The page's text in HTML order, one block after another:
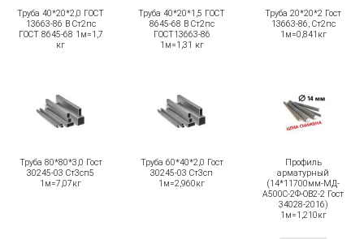
Труба 40*20*2,0 ГОСТ
13663-86 В Ст2пс
ГОСТ 8645-68 1м=1,7
кг
Труба 40*20*1,5 ГОСТ
8645-68 В Ст2пс
ГОСТ13663-86
1м=1,31 кг
Труба 20*20*2 Гост
13663-86, Ст2пс
1м=0,841кг
Труба 80*80*3,0 Гост
30245-03 Ст3сп5
1м=7,07кг
Труба 60*40*2,0 Гост
30245-03 Ст3сп
1м=2,960кг
Профиль
арматурный
(14*11700мм-МД-
А500С-2Ф-ОВ2-2 Гост
34028-2016)
1м=1,210кг